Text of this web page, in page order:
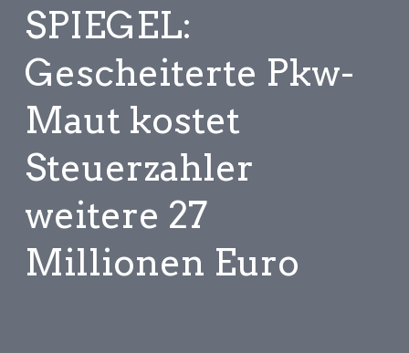
strebt
starke
Bürgerbeteiligung
an
SPIEGEL:
Gescheiterte Pkw-
Maut kostet
Steuerzahler
weitere 27
Millionen Euro